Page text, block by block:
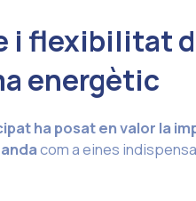
i flexibilitat
energètic
ha posat en valor la
com a eines